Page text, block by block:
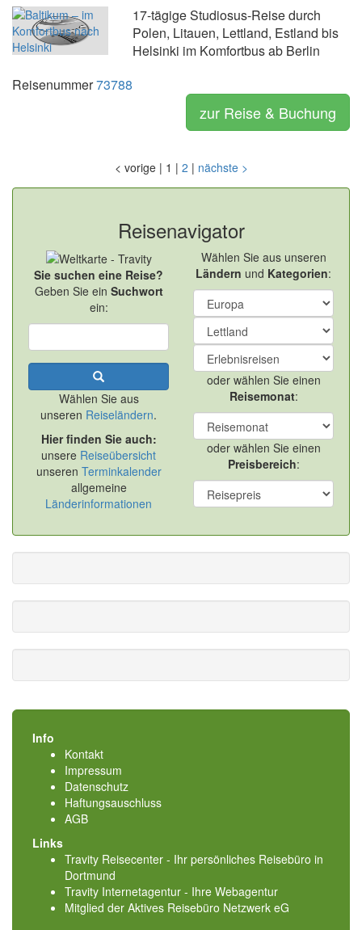
17-tägige Studiosus-Reise durch
Polen, Litauen, Lettland, Estland bis
Helsinki im Komfortbus ab Berlin
Reisenummer73788
zur Reise & Buchung
< vorige | 1 | 2 | nächste >
Reisenavigator
Sie suchen eine Reise?
Geben Sie ein Suchwort
ein:
Wählen Sie aus
unseren Reiseländern.
Hier finden Sie auch:
unsere Reiseübersicht
unseren Terminkalender
allgemeine
Länderinformationen
Wählen Sie aus unseren
Ländern und Kategorien:
oder wählen Sie einen
Reisemonat:
oder wählen Sie einen
Preisbereich:
Info
Kontakt
Impressum
Datenschutz
Haftungsauschluss
AGB
Links
Travity Reisecenter - Ihr persönliches Reisebüro in
Dortmund
Travity Internetagentur - Ihre Webagentur
Mitglied der Aktives Reisebüro Netzwerk eG